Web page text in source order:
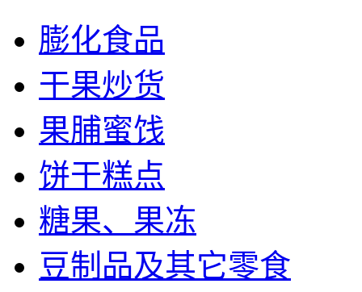
膨化食品
干果炒货
果脯蜜饯
饼干糕点
糖果、果冻
豆制品及其它零食